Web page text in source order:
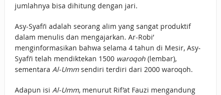
jumlahnya bisa dihitung dengan jari.
Asy-Syafi’i adalah seorang alim yang sangat produktif
dalam menulis dan mengajarkan. Ar-Robi’
menginformasikan bahwa selama 4 tahun di Mesir, Asy-
Syafi’i telah mendiktekan 1500 waroqoh(lembar),
sementara Al-Ummsendiri terdiri dari 2000 waroqoh.
Adapun isi Al-Umm, menurut Rif’at Fauzi mengandung